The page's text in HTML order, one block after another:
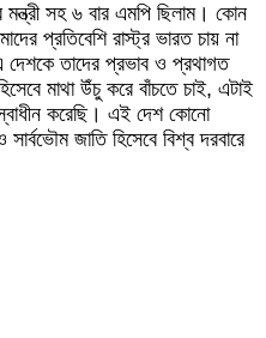
সহ ৬ বার এমপি ছিলাম। কোন
প্রতিবেশি রাস্ট্র ভারত চায় না
দেশকে তাদের প্রভাব ও প্রথাগত
মাথা উঁচু করে বাঁচতে চাই, এটাই
করেছি। এই দেশ কোনো
জাতি হিসেবে বিশ্ব দরবারে